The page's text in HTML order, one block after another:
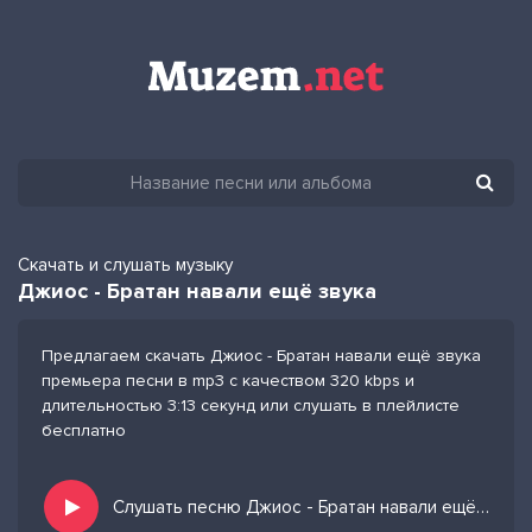
Скачать и слушать музыку
Джиос - Братан навали ещё звука
Предлагаем скачать Джиос - Братан навали ещё звука
премьера песни в mp3 с качеством 320 kbps и
длительностью 3:13 секунд или слушать в плейлисте
бесплатно
Слушать песню Джиос - Братан навали ещё звука и добавить в избранных